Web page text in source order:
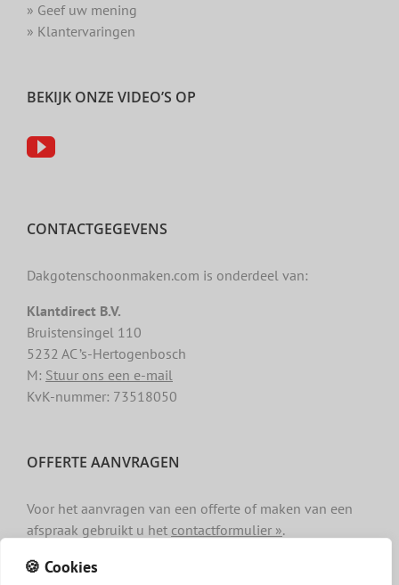
🍪 Cookies
» Geef uw mening
» Klantervaringen
BEKIJK ONZE VIDEO’S OP
CONTACTGEGEVENS
Dakgotenschoonmaken.com is onderdeel van:
Klantdirect B.V.
Bruistensingel 110
5232 AC ’s-Hertogenbosch
M: Stuur ons een e-mail
KvK-nummer: 73518050
OFFERTE AANVRAGEN
Voor het aanvragen van een offerte of maken van een
afspraak gebruikt u het contactformulier ».